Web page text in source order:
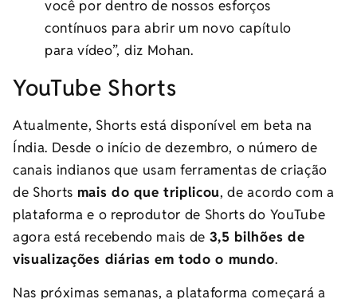
você por dentro de nossos esforços
contínuos para abrir um novo capítulo
para vídeo”, diz Mohan.
YouTube Shorts
Atualmente, Shorts está disponível em beta na
Índia. Desde o início de dezembro, o número de
canais indianos que usam ferramentas de criação
de Shorts mais do que triplicou, de acordo com a
plataforma e o reprodutor de Shorts do YouTube
agora está recebendo mais de 3,5 bilhões de
visualizações diárias em todo o mundo.
Nas próximas semanas, a plataforma começará a